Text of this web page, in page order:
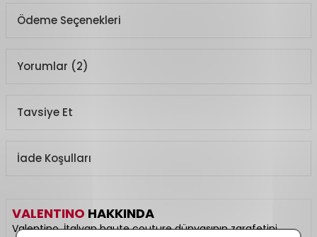
tamamlanır.
Kalp notaları:
Ürün Açıklaması
Ödeme Seçenekleri
Yorumlar (2)
Tavsiye Et
İade Koşulları
VALENTINO HAKKINDA
Valentino, İtalyan haute couture dünyasının zarafetini